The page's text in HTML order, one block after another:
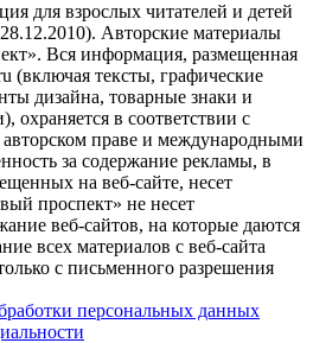
для взрослых читателей и детей
Авторские материалы
Вся информация, размещенная
(включая тексты, графические
дизайна, товарные знаки и
охраняется в соответствии с
праве и международными
за содержание рекламы, в
на веб-сайте, несет
проспект» не несет
веб-сайтов, на которые даются
всех материалов с веб-сайта
с письменного разрешения
персональных данных